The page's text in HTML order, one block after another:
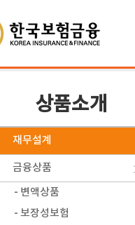
상품소개
재무설계
금융상품
- 변액상품
- 보장성보험